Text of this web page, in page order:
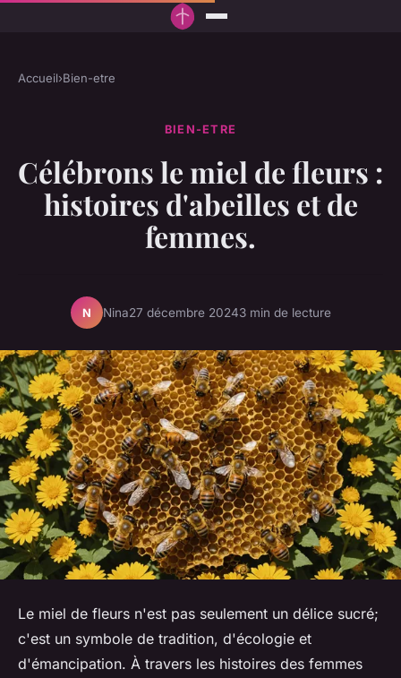
Accueil›Bien-etre
BIEN-ETRE
Célébrons le miel de fleurs :
histoires d'abeilles et de
femmes.
N Nina27 décembre 20243 min de lecture
Le miel de fleurs n'est pas seulement un délice sucré;
c'est un symbole de tradition, d'écologie et
d'émancipation. À travers les histoires des femmes